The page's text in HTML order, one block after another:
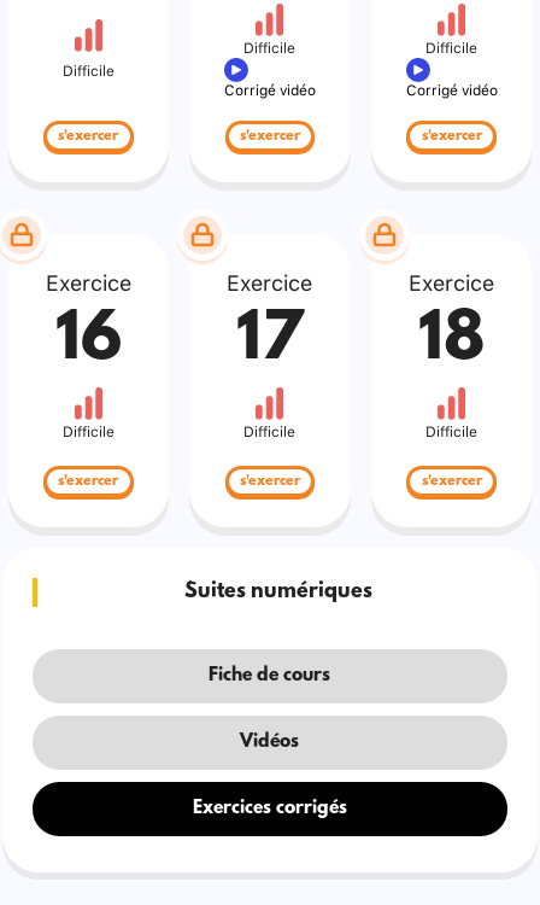
Difficile
s'exercer
Difficile
Corrigé vidéo
s'exercer
Difficile
Corrigé vidéo
s'exercer
Exercice
16
Difficile
s'exercer
Exercice
17
Difficile
s'exercer
Exercice
18
Difficile
s'exercer
Suites numériques
Fiche de cours
Vidéos
Exercices corrigés